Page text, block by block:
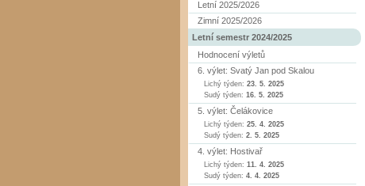
Letní 2025/2026
Zimní 2025/2026
Letní semestr 2024/2025
Hodnocení výletů
6. výlet: Svatý Jan pod Skalou
Lichý týden: 23. 5. 2025
Sudý týden: 16. 5. 2025
5. výlet: Čelákovice
Lichý týden: 25. 4. 2025
Sudý týden: 2. 5. 2025
4. výlet: Hostivař
Lichý týden: 11. 4. 2025
Sudý týden: 4. 4. 2025